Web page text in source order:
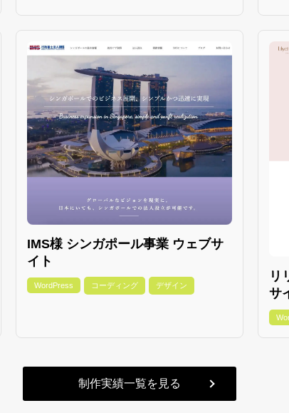
IMS様 シンガポール事業 ウェブサ
イト
WordPress コーディング デザイン
リ
サ
制作実績一覧を見る